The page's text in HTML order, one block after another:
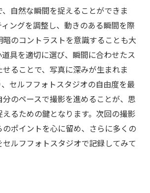
自然な瞬間を捉えることができま
ングを調整し、動きのある瞬間を際
のコントラストを意識することも大
具を適切に選び、瞬間に合わせたス
せることで、写真に深みが生まれま
セルフフォトスタジオの自由度を最
のペースで撮影を進めることが、思
るための鍵となります。次回の撮影
ポイントを心に留め、さらに多くの
ルフフォトスタジオで記録してみて